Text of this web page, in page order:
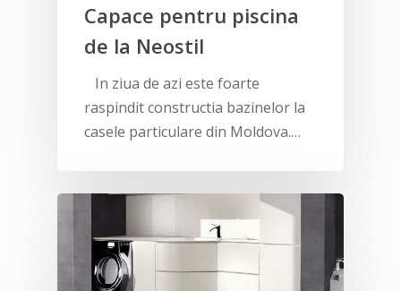
Capace pentru piscina
de la Neostil
In ziua de azi este foarte
raspindit constructia bazinelor la
casele particulare din Moldova.…